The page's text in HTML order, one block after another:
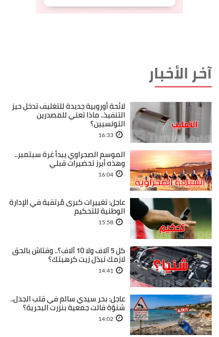
آخر الأخبار
لائحة أوروبية جديدة للتغليف تدخل حيز
التنفيذ.. ماذا تعني للمصدرين
التونسيين؟
16:33
الموسم الصحراوي يبدأ غرة سبتمبر..
وهذه أبرز تحضيرات قبلي
16:04
عاجل: تغييرات كبرى مُرتقبة في الإدارة
الوطنية للتحكيم
15:58
كل 5 آلاف ولا 10 آلاف؟.. وقتاش بالحق
لازمك تبدّل زيت كرهبتك؟
14:41
عاجل: بحر سيدي سالم في قلب الجدل..
شنوّة قالت جمعية بنزرت البحرية؟
14:02